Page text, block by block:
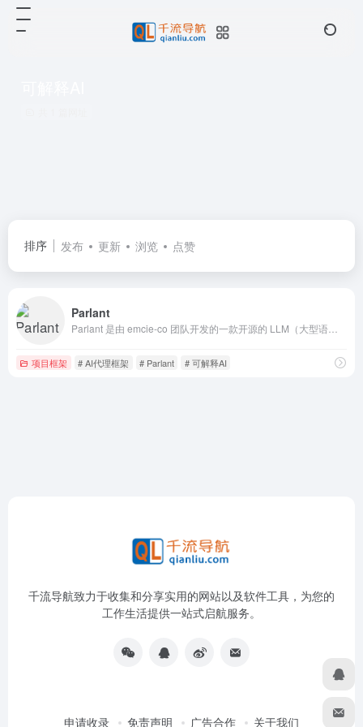
排序 发布 更新 浏览 点赞
Parlant
项目框架 # AI代理框架 # Parlant # 可解释AI
千流导航致力于收集和分享实用的网站以及软件工具，为您的
工作生活提供一站式启航服务。
申请收录 免责声明 广告合作 关于我们